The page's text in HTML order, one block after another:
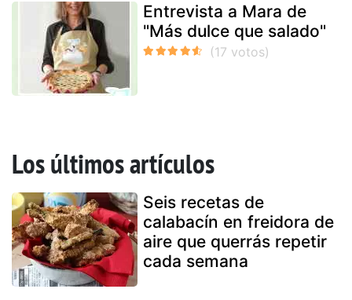
Entrevista a Mara de
"Más dulce que salado"
Los últimos artículos
Seis recetas de
calabacín en freidora de
aire que querrás repetir
cada semana